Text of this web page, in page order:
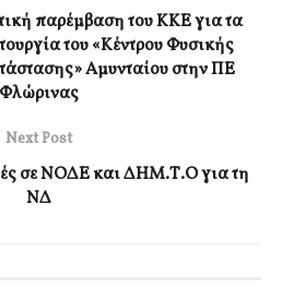
παρέμβαση του ΚΚΕ για τα
του «Κέντρου Φυσικής
Αμυνταίου στην ΠΕ
Φλώρινας
Next Post
σε ΝΟΔΕ και ΔΗΜ.Τ.Ο για τη
ΝΔ